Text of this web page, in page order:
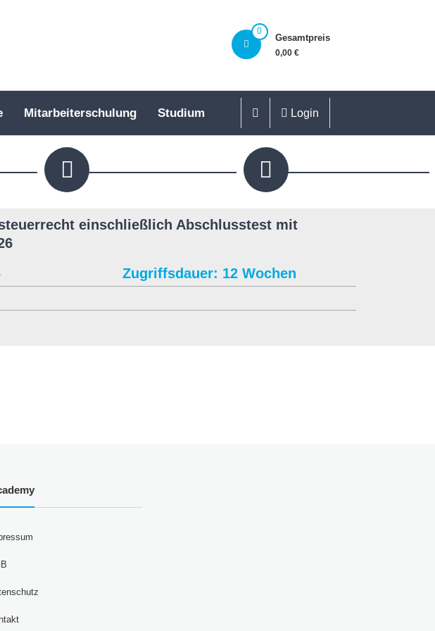
0
Gesamtpreis
0,00 €
Login
Mitarbeiterschulung Studium
einschließlich Abschlusstest mit
Zugriffsdauer: 12 Wochen